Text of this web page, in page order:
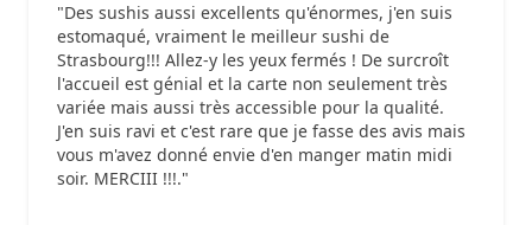
"Des sushis aussi excellents qu'énormes, j'en suis
estomaqué, vraiment le meilleur sushi de
Strasbourg!!! Allez-y les yeux fermés ! De surcroît
l'accueil est génial et la carte non seulement très
variée mais aussi très accessible pour la qualité.
J'en suis ravi et c'est rare que je fasse des avis mais
vous m'avez donné envie d'en manger matin midi
soir. MERCIII !!!."